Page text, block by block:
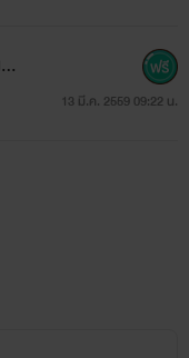
13 มี.ค. 2559 09:22 น.